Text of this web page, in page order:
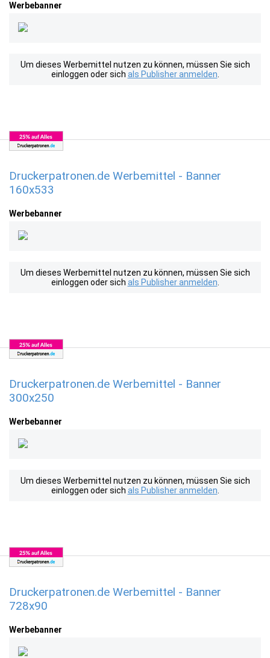
Werbebanner
Um dieses Werbemittel nutzen zu können, müssen Sie sich
einloggen oder sich als Publisher anmelden
Druckerpatronen.de Werbemittel - Banner
160x533
Werbebanner
Um dieses Werbemittel nutzen zu können, müssen Sie sich
einloggen oder sich als Publisher anmelden
Druckerpatronen.de Werbemittel - Banner
300x250
Werbebanner
Um dieses Werbemittel nutzen zu können, müssen Sie sich
einloggen oder sich als Publisher anmelden
Druckerpatronen.de Werbemittel - Banner
728x90
Werbebanner